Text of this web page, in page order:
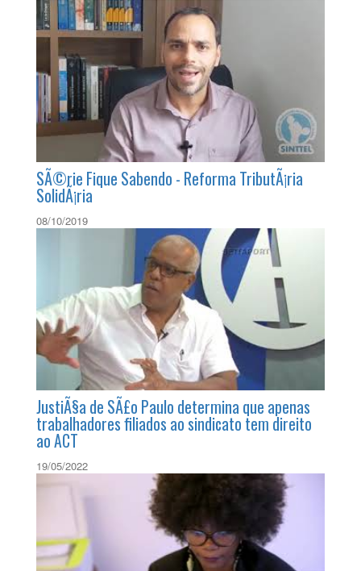
Convite de EmÃ­dio Pinto para a 2Âª Copa Sinttel
de Futebol
30/06/2016
SÃ©rie Fique Sabendo - Reforma TributÃ¡ria
SolidÃ¡ria
08/10/2019
JustiÃ§a de SÃ£o Paulo determina que apenas
trabalhadores filiados ao sindicato tem direito
ao ACT